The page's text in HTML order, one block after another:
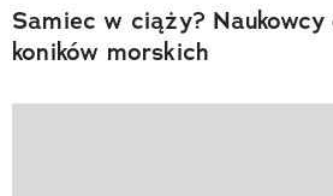
Samiec w ciąży?
koników morskich